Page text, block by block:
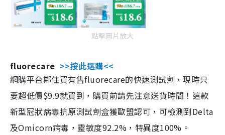
點擊圖片放大
fluorecare >>按此選購<<
網購平台鄰住買有售fluorecare的快速測試劑，現時只
要超低價$9.9就買到，購買前請先注意送貨時間！這款
新型冠狀病毒抗原測試劑盒獲歐盟認可，可檢測到Delta
及Omicorn病毒，靈敏度92.2%，特異度100%。